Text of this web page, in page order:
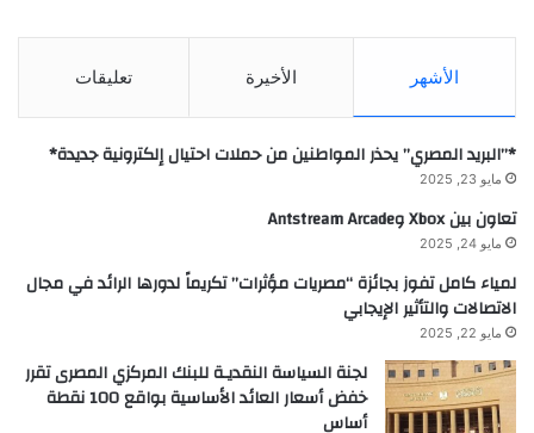
الأشهر الأخيرة تعليقات
*”البريد المصري” يحذر المواطنين من حملات احتيال إلكترونية جديدة*
مايو 23, 2025
تعاون بين Xbox وAntstream Arcade
مايو 24, 2025
لمياء كامل تفوز بجائزة “مصريات مؤثرات” تكريماً لدورها الرائد في مجال
الاتصالات والتأثير الإيجابي
مايو 22, 2025
لجنة السياسة النقديـة للبنك المركزي المصرى تقرر
خفض أسعار العائد الأساسية بواقع 100 نقطة
أساس